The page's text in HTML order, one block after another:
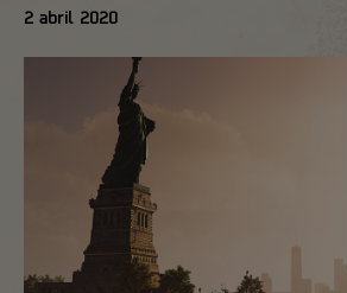
2 abril 2020